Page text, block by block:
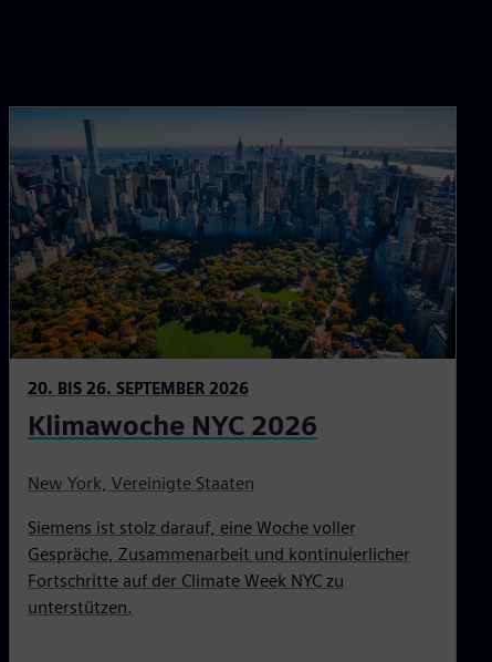
20. BIS 26. SEPTEMBER 2026
Klimawoche NYC 2026
New York, Vereinigte Staaten
Siemens ist stolz darauf, eine Woche voller
Gespräche, Zusammenarbeit und kontinuierlicher
Fortschritte auf der Climate Week NYC zu
unterstützen.